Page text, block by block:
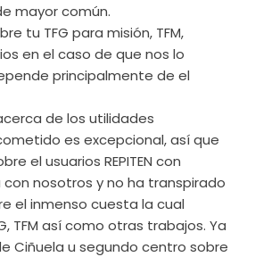
mayor común.
tu TFG para misión, TFM,
en el caso de que nos lo
principalmente de el
de los utilidades
es excepcional, así que
el usuarios REPITEN con
nosotros y no ha transpirado
el inmenso cuesta la cual
TFM así­ como otras trabajos. Ya
Ciñuela u segundo centro sobre